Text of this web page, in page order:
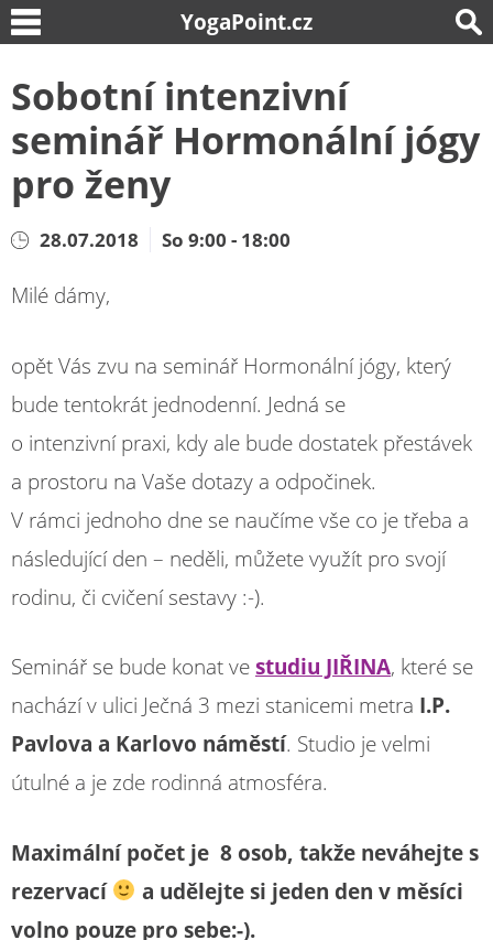
YogaPoint.cz
Sobotní intenzivní
seminář Hormonální jógy
pro ženy
28.07.2018 So 9:00 - 18:00
Milé dámy,
opět Vás zvu na seminář Hormonální jógy, který
bude tentokrát jednodenní. Jedná se
o intenzivní praxi, kdy ale bude dostatek přestávek
a prostoru na Vaše dotazy a odpočinek.
V rámci jednoho dne se naučíme vše co je třeba a
následující den – neděli, můžete využít pro svojí
rodinu, či cvičení sestavy :-).
Seminář se bude konat vestudiu JIŘINA, které se
nachází v ulici Ječná 3 mezi stanicemi metra I.P.
Pavlova a Karlovo náměstí. Studio je velmi
útulné a je zde rodinná atmosféra.
Maximální počet je 8 osob, takže neváhejte s
rezervací
a udělejte si jeden den v měsíci
volno pouze pro sebe:-).